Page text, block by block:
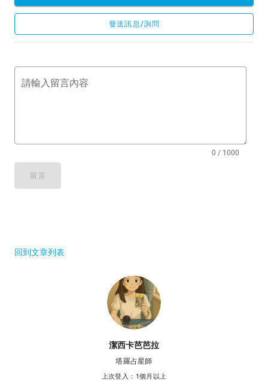
發送訊息/詢問
請輸入留言內容
0 / 1000
留言
回到文章列表
潔西卡芭芭拉
塔羅占星師
上次登入：1個月以上